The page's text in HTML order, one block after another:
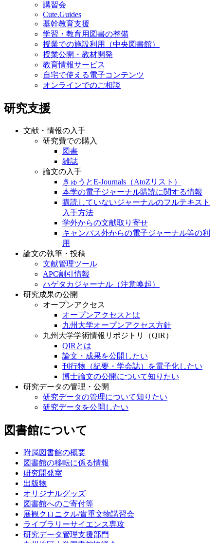
講習会
Cute.Guides
基幹教育支援
学習・教育用図書の整備
授業での施設利用（中央図書館）
授業公開・教材開発
教育情報サービス
自宅で使える電子コンテンツ
オンラインでのご相談
研究支援
文献・情報の入手
研究費での購入
図書
雑誌
論文の入手
きゅうとE-Journals（AtoZリスト）
本学の電子ジャーナル購読に関する情報
購読していないジャーナルのフルテキスト
入手方法
学外からの文献取り寄せ
キャンパス外からの電子ジャーナル等の利
用
論文の執筆・投稿
文献管理ツール
APC割引情報
ハゲタカジャーナル（注意喚起）
研究成果の公開
オープンアクセス
オープンアクセスとは
九州大学オープンアクセス方針
九州大学学術情報リポジトリ（QIR）
QIRとは
論文・成果を公開したい
刊行物（紀要・学会誌）を電子化したい
博士論文の公開について知りたい
研究データの管理・公開
研究データの管理について知りたい
研究データを公開したい
図書館について
附属図書館の概要
図書館の移転に係る情報
研究開発室
出版物
オリジナルグッズ
図書館へのご寄付等
展観クロニクル/貴重文物講習会
ライブラリーサイエンス専攻
研究データ管理支援部門